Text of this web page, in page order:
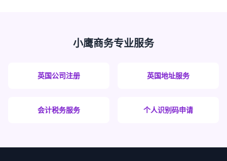
小鹰商务专业服务
英国公司注册 英国地址服务
会计税务服务 个人识别码申请